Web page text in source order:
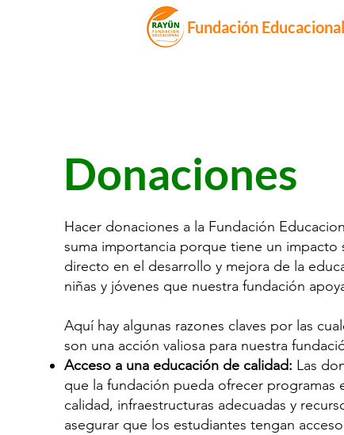
Fundación
Donaciones
Hacer donaciones a la Fundación
suma importancia porque tiene un impacto
directo en el desarrollo y mejora de la
niñas y jóvenes que nuestra fundación
Aquí hay algunas razones claves por las
son una acción valiosa para nuestra
Acceso a una educación de calidad: Las
que la fundación pueda ofrecer programas
calidad, infraestructuras adecuadas y
asegurar que los estudiantes tengan